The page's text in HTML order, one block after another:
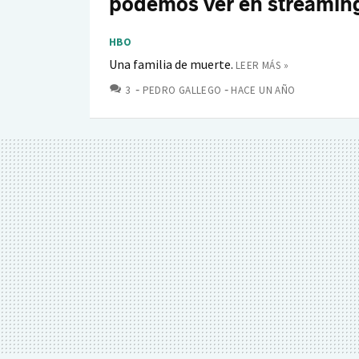
HBO
Una familia de muerte. LEER MÁS »
3 COMENTARIOS
PEDRO GALLEGO HACE UN AÑO